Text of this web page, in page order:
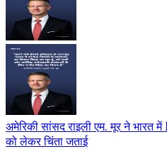
अमेरिकी सांसद राइली एम. मूर ने भारत में
को लेकर चिंता जताई